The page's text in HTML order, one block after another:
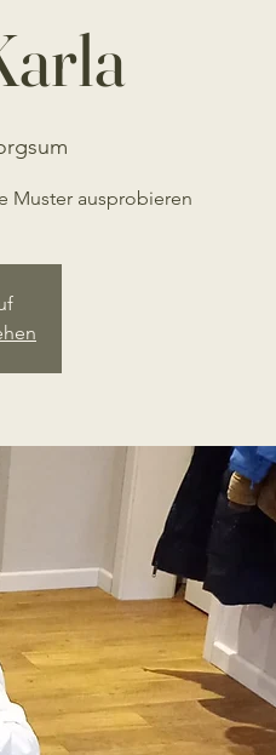
Muster ausprobieren